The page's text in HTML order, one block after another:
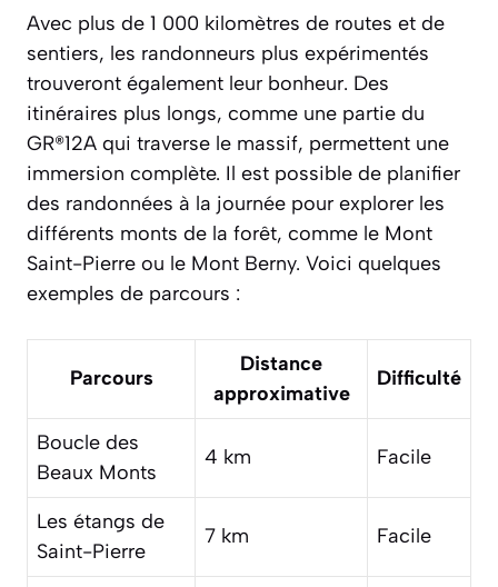
Avec plus de 1 000 kilomètres de routes et de
sentiers, les randonneurs plus expérimentés
trouveront également leur bonheur. Des
itinéraires plus longs, comme une partie du
GR®12A qui traverse le massif, permettent une
immersion complète. Il est possible de planifier
des randonnées à la journée pour explorer les
différents monts de la forêt, comme le Mont
Saint-Pierre ou le Mont Berny. Voici quelques
exemples de parcours :
Parcours
Distance
approximative
Difficulté
Boucle des
Beaux Monts
4 km Facile
Les étangs de
Saint-Pierre
7 km Facile